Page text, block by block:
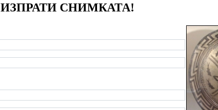
ИЗПРАТИ СНИМКАТА!